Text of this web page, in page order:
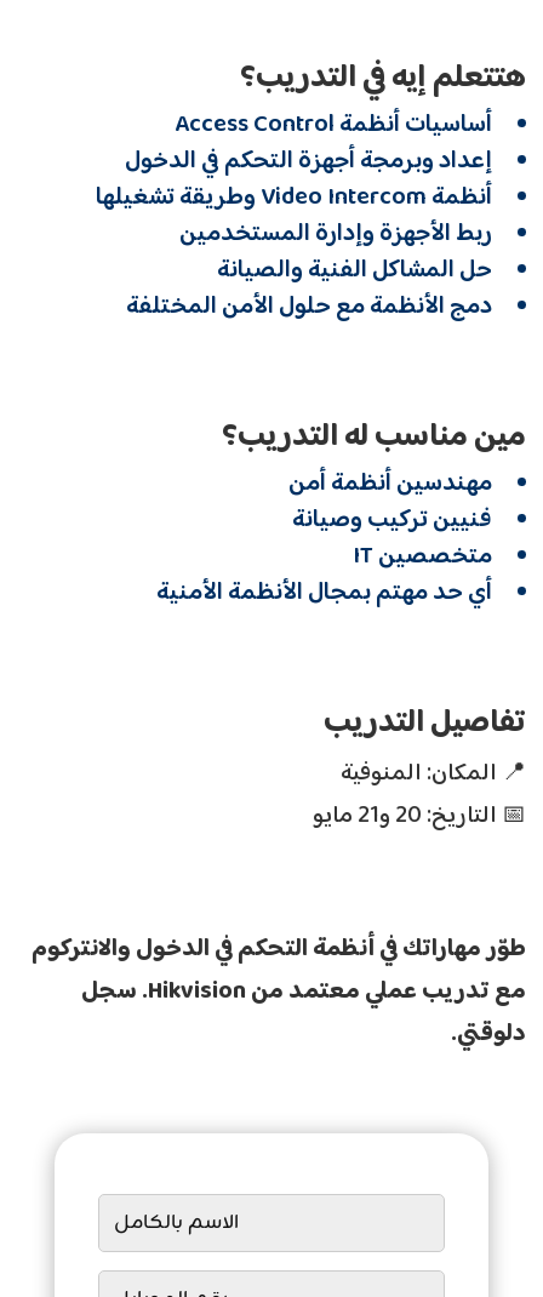
هتتعلم إيه في التدريب؟
أساسيات أنظمة Access Control
إعداد وبرمجة أجهزة التحكم في الدخول
أنظمة Video Intercom وطريقة تشغيلها
ربط الأجهزة وإدارة المستخدمين
حل المشاكل الفنية والصيانة
دمج الأنظمة مع حلول الأمن المختلفة
مين مناسب له التدريب؟
مهندسين أنظمة أمن
فنيين تركيب وصيانة
متخصصين IT
أي حد مهتم بمجال الأنظمة الأمنية
تفاصيل التدريب
📍 المكان: المنوفية
📅 التاريخ: 20 و21 مايو
طوّر مهاراتك في أنظمة التحكم في الدخول والانتركوم
مع تدريب عملي معتمد من
سجل
دلوقتي.